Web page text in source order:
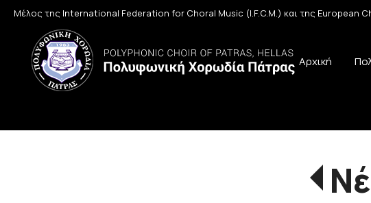
Μέλος της International Federation for Choral Music (I.F.C.M.) και της European
Αρχική